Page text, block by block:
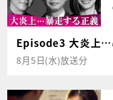
Episode3 大炎上…
8月5日(水)放送分